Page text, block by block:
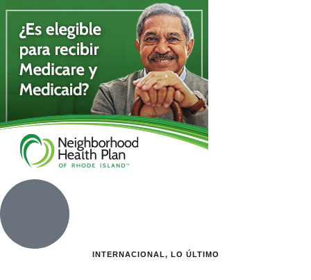
INTERNACIONAL, LO ÚLTIMO